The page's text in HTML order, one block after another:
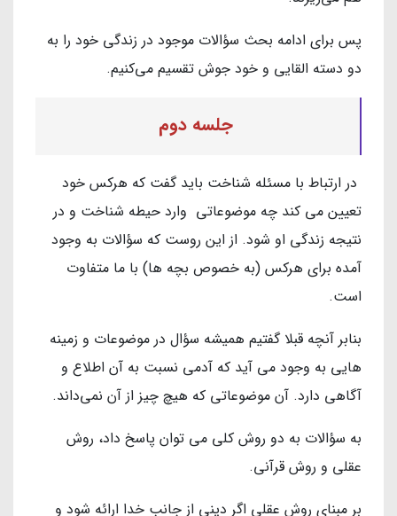
پس برای ادامه بحث سؤالات موجود در زندگی خود را به
دو دسته القایی و خود جوش تقسیم می‌کنیم.
جلسه دوم
در ارتباط با مسئله شناخت باید گفت که هرکس خود
تعیین می کند چه موضوعاتی وارد حیطه شناخت و در
نتیجه زندگی او شود. از این روست که سؤالات به وجود
آمده برای هرکس (به خصوص بچه ها) با ما متفاوت
است.
بنابر آنچه قبلا گفتیم همیشه سؤال در موضوعات و زمینه
هایی به وجود می آید که آدمی نسبت به آن اطلاع و
آگاهی دارد. آن موضوعاتی که هیچ چیز از آن نمی‌داند.
به سؤالات به دو روش کلی می توان پاسخ داد، روش
عقلی و روش قرآنی.
بر مبنای روش عقلی اگر دینی از جانب خدا ارائه شود و